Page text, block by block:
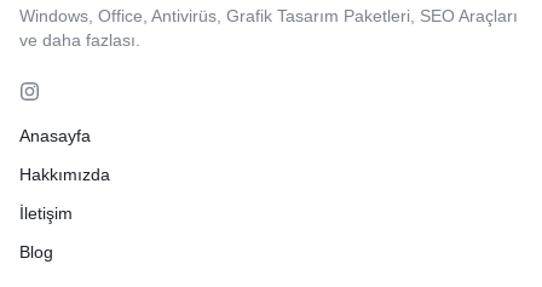
Windows, Office, Antivirüs, Grafik Tasarım Paketleri, SEO Araçları
ve daha fazlası.
Anasayfa
Hakkımızda
İletişim
Blog